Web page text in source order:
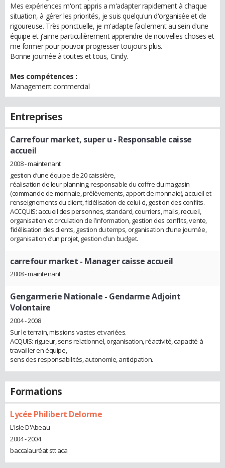
Mes expériences m'ont appris a m'adapter rapidement à chaque
situation, à gérer les priorités, je suis quelqu'un d'organisée et de
rigoureuse. Très ponctuelle, je m'adapte facilement au sein d'une
équipe et j'aime particulièrement apprendre de nouvelles choses et
me former pour pouvoir progresser toujours plus.
Bonne journée à toutes et tous, Cindy.
Mes compétences :
Management commercial
Entreprises
Carrefour market, super u - Responsable caisse
accueil
2008 - maintenant
gestion d’une équipe de 20 caissière,
réalisation de leur planning, responsable du coffre du magasin
(commande de monnaie, prélèvements, apport de monnaie), accueil et
renseignements du client, fidélisation de celui-ci, gestion des conflits.
ACCQUIS: accueil des personnes, standard, courriers, mails, recueil,
organisation et circulation de l’information, gestion des conflits, vente,
fidélisation des clients, gestion du temps, organisation d’une journée,
organisation d’un projet, gestion d’un budget.
carrefour market - Manager caisse accueil
2008 - maintenant
Gengarmerie Nationale - Gendarme Adjoint
Volontaire
2004 - 2008
Sur le terrain, missions vastes et variées.
ACQUIS: rigueur, sens relationnel, organisation, réactivité, capacité à
travailler en équipe,
sens des responsabilités, autonomie, anticipation.
Formations
Lycée Philibert Delorme
L'Isle D'Abeau
2004 - 2004
baccalauréat stt aca